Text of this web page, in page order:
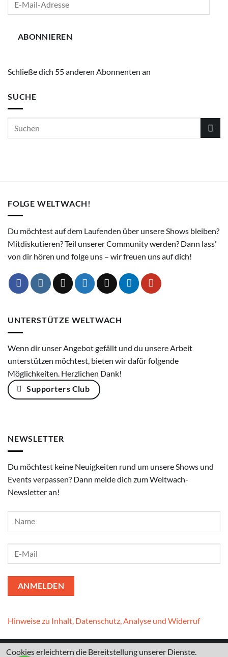
ABONNIEREN
Schließe dich 55 anderen Abonnenten an
SUCHE
FOLGE WELTWACH!
Du möchtest auf dem Laufenden über unsere Shows bleiben?
Mitdiskutieren? Teil unserer Community werden? Dann lass'
von dir hören und folge uns – wir freuen uns auf dich!
UNTERSTÜTZE WELTWACH
Wenn dir unser Angebot gefällt und du unsere Arbeit
unterstützen möchtest, bieten wir dafür folgende
Möglichkeiten. Herzlichen Dank!
Supporters Club
NEWSLETTER
Du möchtest keine Neuigkeiten rund um unsere Shows und
Events verpassen? Dann melde dich zum Weltwach-
Newsletter an!
Hinweise zu Inhalt, Datenschutz, Analyse und Widerruf
KontaktI DatenschutzerklärungIImpressum
Cookies erleichtern die Bereitstellung unserer Dienste.